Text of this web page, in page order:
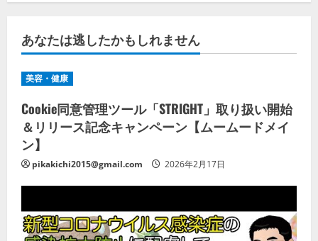
あなたは逃したかもしれません
美容・健康
Cookie同意管理ツール「STRIGHT」取り扱い開始
＆リリース記念キャンペーン【ムームードメイ
ン】
pikakichi2015@gmail.com 2026年2月17日